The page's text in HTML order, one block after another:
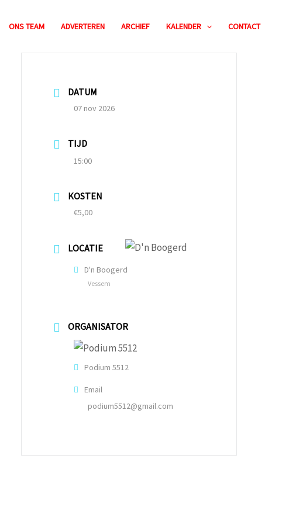
ONS TEAM ADVERTEREN ARCHIEF KALENDER CONTACT
DATUM
07 nov 2026
TIJD
15:00
KOSTEN
€5,00
LOCATIE
D'n Boogerd
Vessem
ORGANISATOR
Podium 5512
Email
podium5512@gmail.com